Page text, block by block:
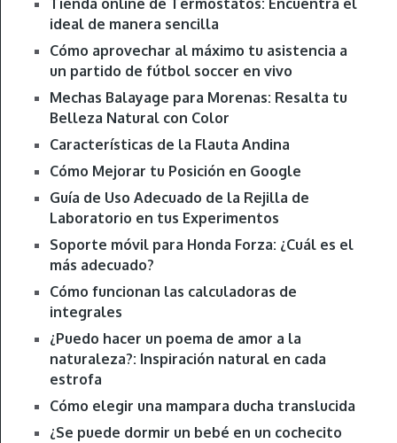
Tienda online de Termostatos: Encuentra el
ideal de manera sencilla
Cómo aprovechar al máximo tu asistencia a
un partido de fútbol soccer en vivo
Mechas Balayage para Morenas: Resalta tu
Belleza Natural con Color
Características de la Flauta Andina
Cómo Mejorar tu Posición en Google
Guía de Uso Adecuado de la Rejilla de
Laboratorio en tus Experimentos
Soporte móvil para Honda Forza: ¿Cuál es el
más adecuado?
Cómo funcionan las calculadoras de
integrales
¿Puedo hacer un poema de amor a la
naturaleza?: Inspiración natural en cada
estrofa
Cómo elegir una mampara ducha translucida
¿Se puede dormir un bebé en un cochecito